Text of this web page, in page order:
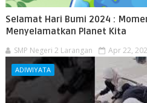
Selamat Hari Bumi 2024 :
Menyelamatkan Planet Kita
SMP Negeri 2 Larangan Apr 22,
ADIWIYATA